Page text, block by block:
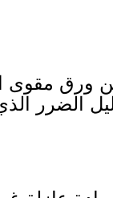
ورق مقوى
الضرر